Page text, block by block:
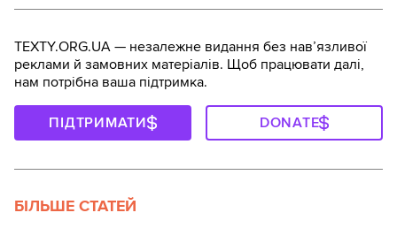
TEXTY.ORG.UA — незалежне видання без навʼязливої
реклами й замовних матеріалів. Щоб працювати далі,
нам потрібна ваша підтримка.
ПІДТРИМАТИ DONATE
БІЛЬШЕ СТАТЕЙ